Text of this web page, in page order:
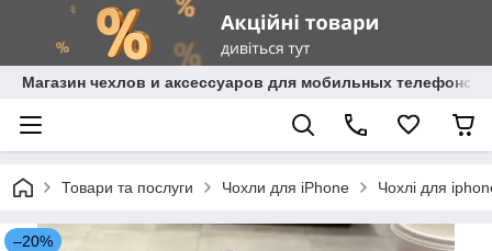
Магазин чехлов и аксессуаров для мобильных телефонов
Товари та послуги Чохли для iPhone Чохлі для
–20%